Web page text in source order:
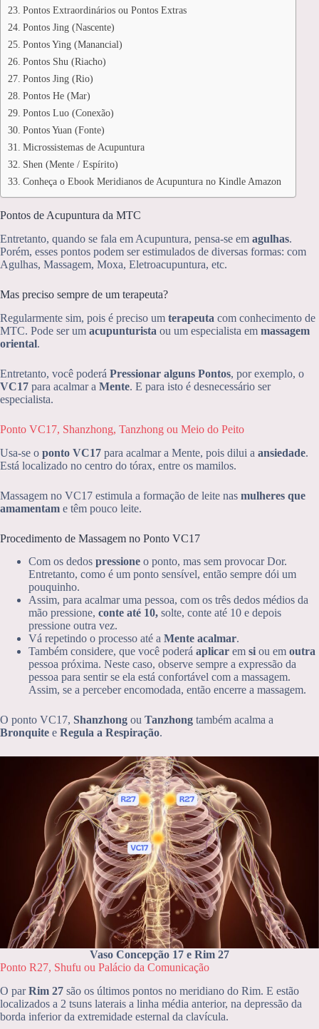
Pontos Extraordinários ou Pontos Extras
Pontos Jing (Nascente)
Pontos Ying (Manancial)
Pontos Shu (Riacho)
Pontos Jing (Rio)
Pontos He (Mar)
Pontos Luo (Conexão)
Pontos Yuan (Fonte)
Microssistemas de Acupuntura
Shen (Mente / Espírito)
Conheça o Ebook Meridianos de Acupuntura no Kindle Amazon
Pontos de Acupuntura da MTC
Entretanto, quando se fala em Acupuntura, pensa-se em agulhas.
Porém, esses pontos podem ser estimulados de diversas formas: com
Agulhas, Massagem, Moxa, Eletroacupuntura, etc.
Mas preciso sempre de um terapeuta?
Regularmente sim, pois é preciso um terapeuta com conhecimento de
MTC. Pode ser um acupunturista ou um especialista em massagem
oriental.
Entretanto, você poderá Pressionar alguns Pontos, por exemplo, o
VC17 para acalmar a Mente. E para isto é desnecessário ser
especialista.
Ponto VC17, Shanzhong, Tanzhong ou Meio do Peito
Usa-se o ponto VC17 para acalmar a Mente, pois dilui a ansiedade.
Está localizado no centro do tórax, entre os mamilos.
Massagem no VC17 estimula a formação de leite nas mulheres que
amamentam e têm pouco leite.
Procedimento de Massagem no Ponto VC17
Com os dedos pressione o ponto, mas sem provocar Dor.
Entretanto, como é um ponto sensível, então sempre dói um
pouquinho.
Assim, para acalmar uma pessoa, com os três dedos médios da
mão pressione, conte até 10, solte, conte até 10 e depois
pressione outra vez.
Vá repetindo o processo até a Mente acalmar.
Também considere, que você poderá aplicar em si ou em outra
pessoa próxima. Neste caso, observe sempre a expressão da
pessoa para sentir se ela está confortável com a massagem.
Assim, se a perceber encomodada, então encerre a massagem.
O ponto VC17, Shanzhong ou Tanzhong também acalma a
Bronquite e Regula a Respiração.
Vaso Concepção 17 e Rim 27
Ponto R27, Shufu ou Palácio da Comunicação
O parRim 27 são os últimos pontos no meridiano do Rim. E estão
localizados a 2 tsuns laterais a linha média anterior, na depressão da
borda inferior da extremidade esternal da clavícula.